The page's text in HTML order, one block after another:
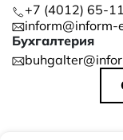
+7 (4012) 65-
inform@inform-
Бухгалтерия